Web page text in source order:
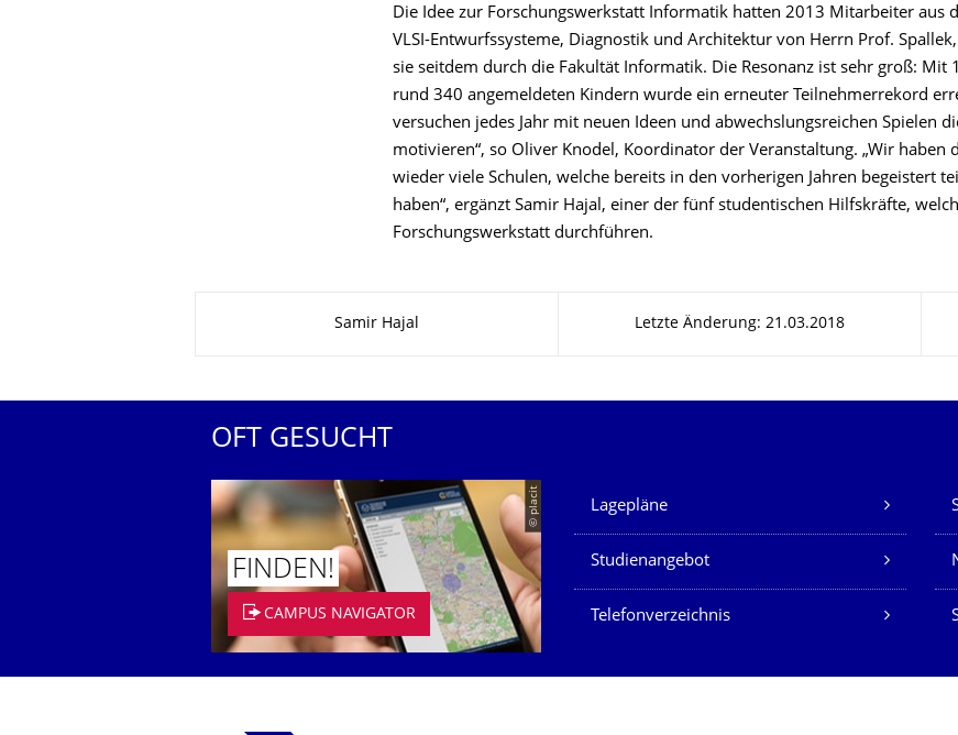
Die Idee zur Forschungswerkstatt Informatik hatten 2013 Mitarbeiter aus
VLSI-Entwurfssysteme, Diagnostik und Architektur von Herrn Prof.
sie seitdem durch die Fakultät Informatik. Die Resonanz ist sehr groß: Mit
rund 340 angemeldeten Kindern wurde ein erneuter Teilnehmerrekord
versuchen jedes Jahr mit neuen Ideen und abwechslungsreichen Spielen
motivieren“, so Oliver Knodel, Koordinator der Veranstaltung. „Wir haben
wieder viele Schulen, welche bereits in den vorherigen Jahren begeistert
haben“, ergänzt Samir Hajal, einer der fünf studentischen Hilfskräfte,
Forschungswerkstatt durchführen.
Samir Hajal Letzte Änderung: 21.03.2018
OFT GESUCHT
© placit
FINDEN!
CAMPUS NAVIGATOR
Unsere Dienste
Lagepläne
Studienangebot
Telefonverzeichnis